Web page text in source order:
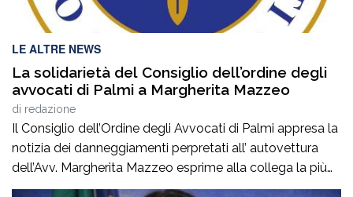
LE ALTRE NEWS
La solidarietà del Consiglio dell’ordine degli
avvocati di Palmi a Margherita Mazzeo
di redazione
Il Consiglio dell’Ordine degli Avvocati di Palmi appresa la
notizia dei danneggiamenti perpretati all’ autovettura
dell’Avv. Margherita Mazzeo esprime alla collega la più
sincera vicinanza.Questo atto vandalico inaccettabile,